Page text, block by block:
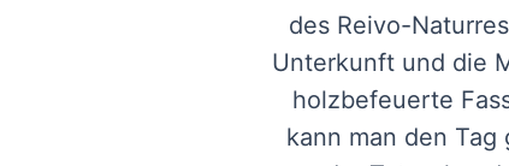
des Reivo-
Unterkunft und die
holzbefeuerte
kann man den